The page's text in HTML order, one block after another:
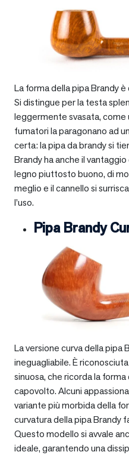
La forma della pipa Brandy
Si distingue per la testa
leggermente svasata, come
fumatori la paragonano ad
certa: la pipa da brandy si
Brandy ha anche il
legno piuttosto buono, di
meglio e il cannello si
l’uso.
Pipa Brandy
La versione curva della pipa
ineguagliabile. È
sinuosa, che ricorda la
capovolto. Alcuni
variante più morbida della
curvatura della pipa Brandy
Questo modello si avvale
ideale, garantendo una